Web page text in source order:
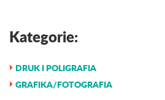
Kategorie:
DRUK I POLIGRAFIA
GRAFIKA/FOTOGRAFIA